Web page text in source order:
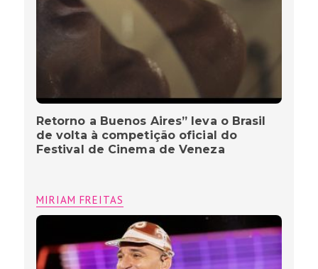
Retorno a Buenos Aires” leva o Brasil
de volta à competição oficial do
Festival de Cinema de Veneza
MIRIAM FREITAS